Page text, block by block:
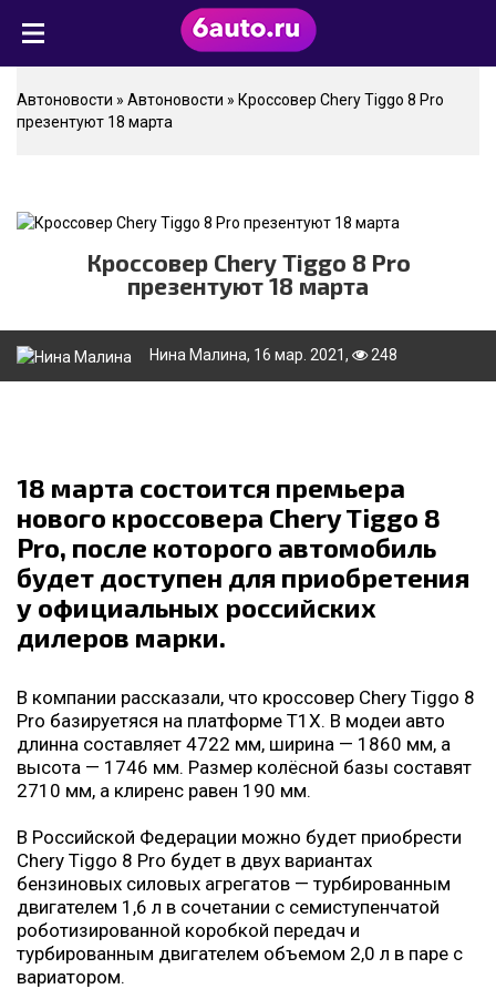
Автоновости » Автоновости » Кроссовер Chery Tiggo 8 Pro
презентуют 18 марта
Кроссовер Chery Tiggo 8 Pro
презентуют 18 марта
Нина Малина, 16 мар. 2021, 248
18 марта состоится премьера
нового кроссовера Chery Tiggo 8
Pro, после которого автомобиль
будет доступен для приобретения
у официальных российских
дилеров марки.
В компании рассказали, что кроссовер Chery Tiggo 8
Pro базируетяся на платформе T1X. В модеи авто
длинна составляет 4722 мм, ширина — 1860 мм, а
высота — 1746 мм. Размер колёсной базы составят
2710 мм, а клиренс равен 190 мм.
В Российской Федерации можно будет приобрести
Chery Tiggo 8 Pro будет в двух вариантах
бензиновых силовых агрегатов — турбированным
двигателем 1,6 л в сочетании с семиступенчатой
роботизированной коробкой передач и
турбированным двигателем объемом 2,0 л в паре с
вариатором.